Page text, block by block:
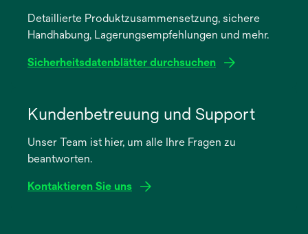
neuen
Registerkarte
Detaillierte Produktzusammensetzung, sichere
Handhabung, Lagerungsempfehlungen und mehr.
Sicherheitsdatenblätter durchsuchen
neuen
Registerkarte
Kundenbetreuung und Support
Unser Team ist hier, um alle Ihre Fragen zu
beantworten.
Kontaktieren Sie uns